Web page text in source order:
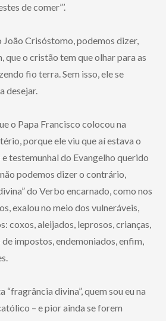
de comer”’.
João Crisóstomo, podemos dizer,
que o cristão tem que olhar para as
fio terra. Sem isso, ele se
desejar.
o Papa Francisco colocou na
porque ele viu que aí estava o
testemunhal do Evangelho querido
podemos dizer o contrário,
do Verbo encarnado, como nos
exalou no meio dos vulneráveis,
coxos, aleijados, leprosos, crianças,
impostos, endemoniados, enfim,
“fragrância divina”, quem sou eu na
– e pior ainda se forem